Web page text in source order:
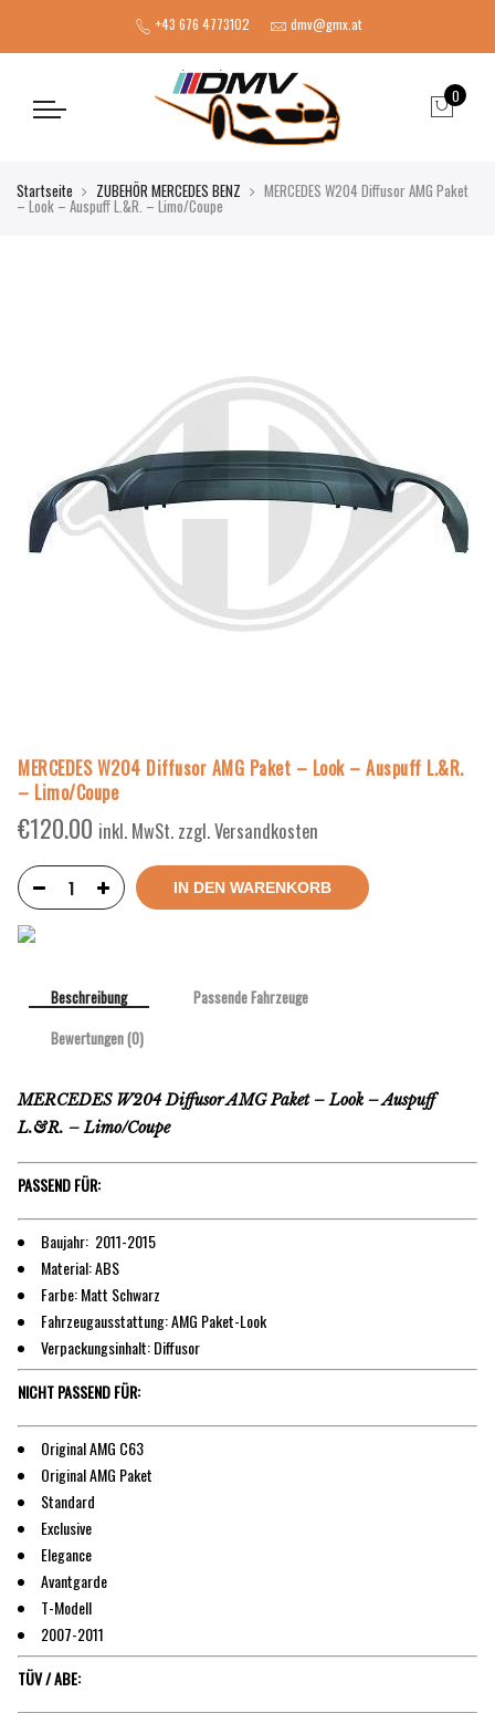
+43 676 4773102 dmv@gmx.at
0
Startseite ZUBEHÖR MERCEDES BENZ MERCEDES W204 Diffusor AMG Paket
– Look – Auspuff L.&R. – Limo/Coupe
MERCEDES W204 Diffusor AMG Paket – Look – Auspuff L.&R.
– Limo/Coupe
€120.00 inkl. MwSt. zzgl. Versandkosten
IN DEN WARENKORB
Beschreibung
Passende Fahrzeuge
Bewertungen (0)
MERCEDES W204 Diffusor AMG Paket – Look – Auspuff
L.&R. – Limo/Coupe
PASSEND FÜR:
Baujahr: 2011-2015
Material: ABS
Farbe: Matt Schwarz
Fahrzeugausstattung: AMG Paket-Look
Verpackungsinhalt: Diffusor
NICHT PASSEND FÜR:
Original AMG C63
Original AMG Paket
Standard
Exclusive
Elegance
Avantgarde
T-Modell
2007-2011
TÜV / ABE: